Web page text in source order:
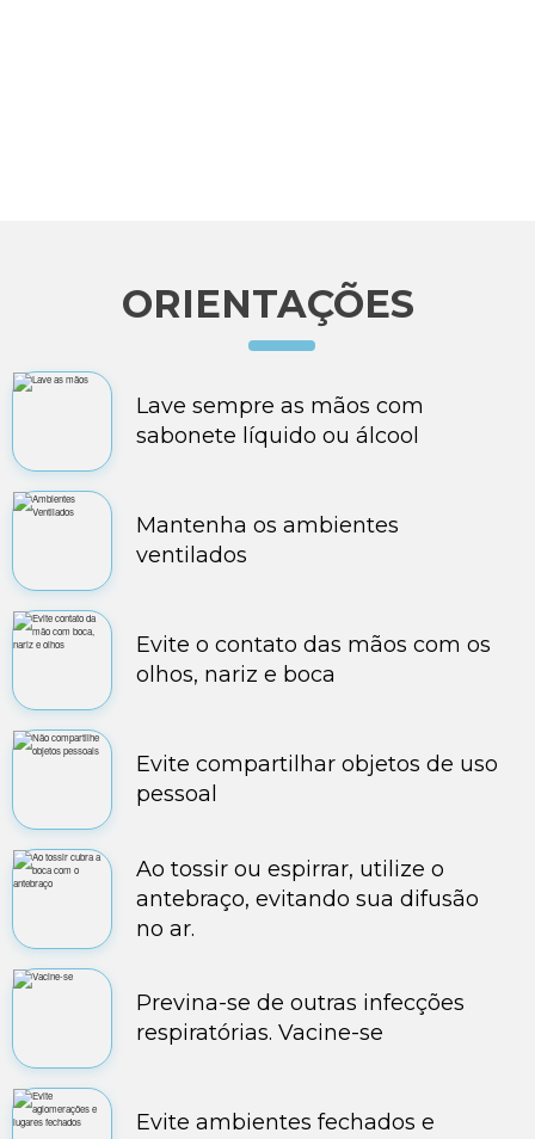
ORIENTAÇÕES
Lave sempre as mãos com
sabonete líquido ou álcool
Mantenha os ambientes
ventilados
Evite o contato das mãos com os
olhos, nariz e boca
Evite compartilhar objetos de uso
pessoal
Ao tossir ou espirrar, utilize o
antebraço, evitando sua difusão
no ar.
Previna-se de outras infecções
respiratórias. Vacine-se
Evite ambientes fechados e